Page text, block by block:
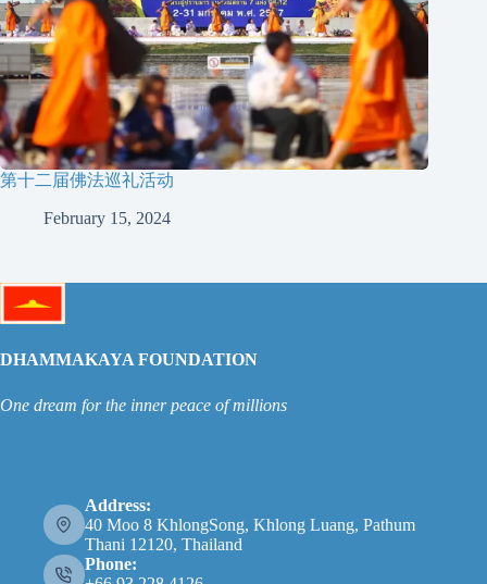
第十二届佛法巡礼活动
February 15, 2024
DHAMMAKAYA FOUNDATION
One dream for the inner peace of millions
Address:
40 Moo 8 KhlongSong, Khlong Luang, Pathum
Thani 12120, Thailand
Phone: